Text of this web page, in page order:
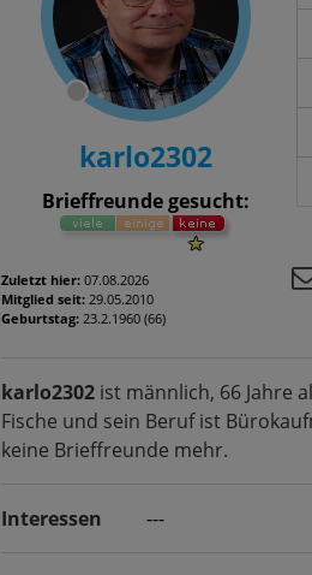
karlo2302
Brieffreunde gesucht:
Zuletzt hier: 07.08.2026
Mitglied seit: 29.05.2010
Geburtstag: 23.2.1960 (66)
karlo2302 ist männlich, 66 Jahre
Fische und sein Beruf ist
keine Brieffreunde mehr.
Interessen ---